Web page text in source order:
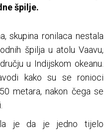
špilje.
skupina ronilaca nestala
špilja u atolu Vaavu,
u Indijskom okeanu.
kako su se ronioci
metara, nakon čega se
je da je jedno tijelo